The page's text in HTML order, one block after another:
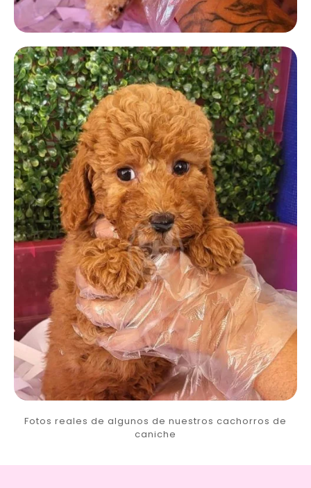
Fotos reales de algunos de nuestros cachorros de
caniche